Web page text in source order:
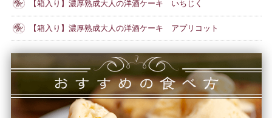
【箱入り】濃厚熟成大人の洋酒ケーキ いちじく
【箱入り】濃厚熟成大人の洋酒ケーキ アプリコット